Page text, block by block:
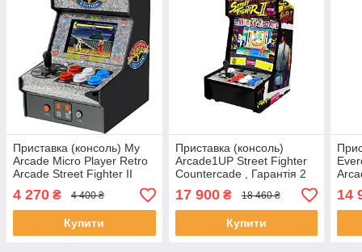
Приставка (консоль) My
Arcade Micro Player Retro
Arcade Street Fighter II
Champion Edition DGUNL-
3 , Гарантія 2 роки
4 270 ₴ 4 400 ₴
Купити
Приставка (консоль)
Arcade1UP Street Fighter
Countercade , Гарантія 2
роки
17 900₴ 18 460 ₴
Купити
14